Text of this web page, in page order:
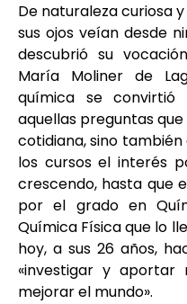
De naturaleza curiosa
sus ojos veían desde
descubrió su
María Moliner de
química se
aquellas preguntas
cotidiana, sino también
los cursos el interés
crescendo, hasta que
por el grado en
Química Física que lo
hoy, a sus 26 años,
«investigar y
mejorar el mundo».